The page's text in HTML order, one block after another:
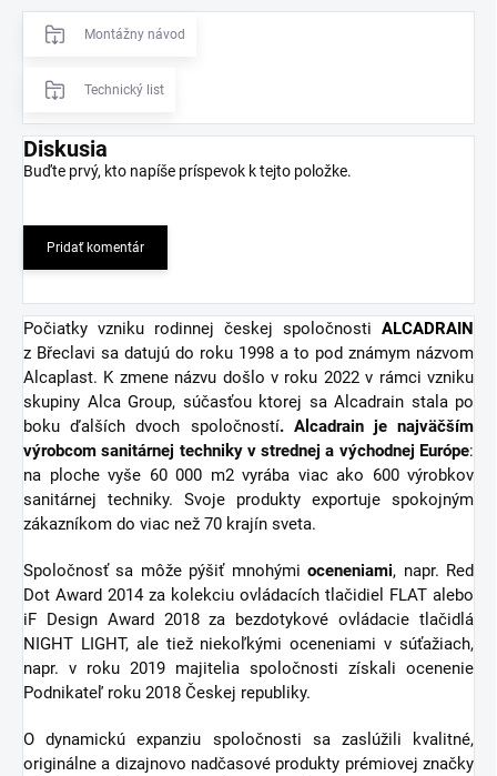
Montážny návod
Technický list
Diskusia
Buďte prvý, kto napíše príspevok k tejto položke.
Pridať komentár
Počiatky vzniku rodinnej českej spoločnosti ALCADRAIN
z Břeclavi sa datujú do roku 1998 a to pod známym názvom
Alcaplast. K zmene názvu došlo v roku 2022 v rámci vzniku
skupiny Alca Group, súčasťou ktorej sa Alcadrain stala po
boku ďalších dvoch spoločností. Alcadrain je najväčším
výrobcom sanitárnej techniky v strednej a východnej Európe:
na ploche vyše 60 000 m2 vyrába viac ako 600 výrobkov
sanitárnej techniky. Svoje produkty exportuje spokojným
zákazníkom do viac než 70 krajín sveta.
Spoločnosť sa môže pýšiť mnohýmioceneniami, napr. Red
Dot Award 2014 za kolekciu ovládacích tlačidiel FLAT alebo
iF Design Award 2018 za bezdotykové ovládacie tlačidlá
NIGHT LIGHT, ale tiež niekoľkými oceneniami v súťažiach,
napr. v roku 2019 majitelia spoločnosti získali ocenenie
Podnikateľ roku 2018 Českej republiky.
O dynamickú expanziu spoločnosti sa zaslúžili kvalitné,
originálne a dizajnovo nadčasové produkty prémiovej značky